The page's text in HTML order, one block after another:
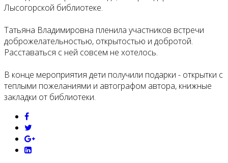
Лысогорской библиотеке.
Татьяна Владимировна пленила участников встречи
доброжелательностью, открытостью и добротой.
Расставаться с ней совсем не хотелось.
В конце мероприятия дети получили подарки - открытки с
теплыми пожеланиями и автографом автора, книжные
закладки от библиотеки.